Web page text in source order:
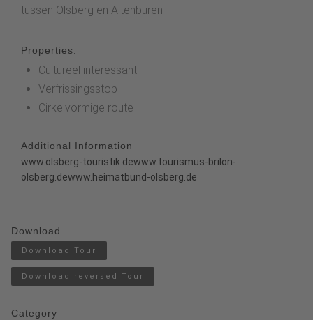
tussen Olsberg en Altenbüren
Properties:
Cultureel interessant
Verfrissingsstop
Cirkelvormige route
Additional Information
www.olsberg-touristik.dewww.tourismus-brilon-
olsberg.dewww.heimatbund-olsberg.de
Download
Download Tour
Download reversed Tour
Category